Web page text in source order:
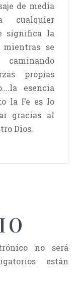
de media
cualquier
significa la
se
propias
esencia
la Fe es lo
gracias al
Dios.
no será
están